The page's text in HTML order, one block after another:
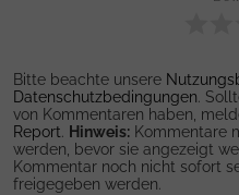
Bitte beachte unsere
Datenschutzbedingungen.
von Kommentaren haben,
Report. Hinweis: Kommentare
werden, bevor sie angezeigt
Kommentar noch nicht sofort
freigegeben werden.